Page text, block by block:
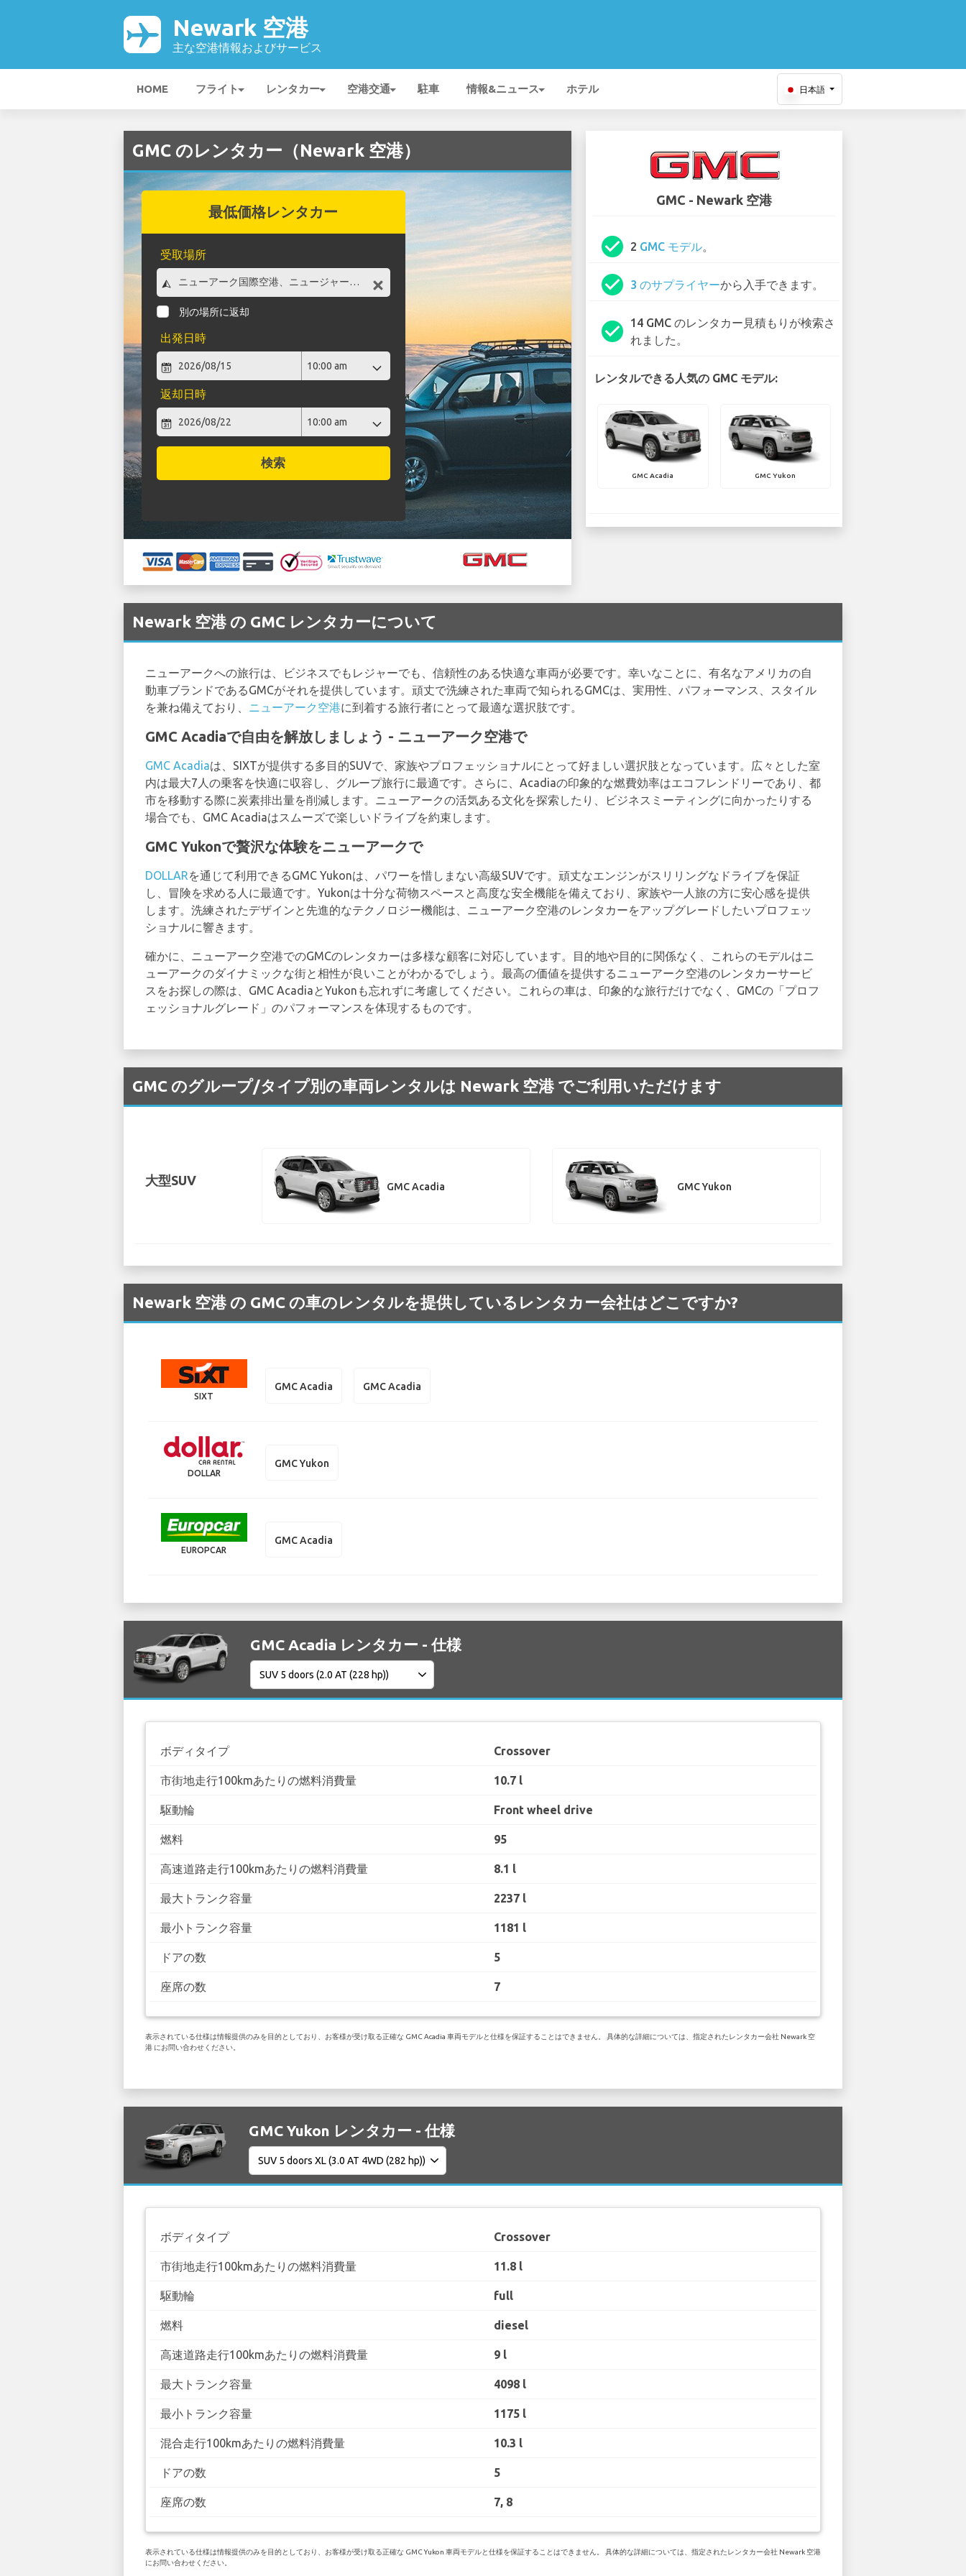
Newark 空港
主な空港情報およびサービス
HOME フライト レンタカー 空港交通 駐車 情報&ニュース ホテル 日本語
GMC のレンタカー（Newark 空港）
最低価格レンタカー
受取場所
別の場所に返却
出発日時
返却日時
検索
GMC - Newark 空港
check_circle 2 GMC モデル。
check_circle 3 のサプライヤーから入手できます。
check_circle
14 GMC のレンタカー見積もりが検索さ
れました。
レンタルできる人気の GMC モデル:
GMC Acadia GMC Yukon
Newark 空港 の GMC レンタカーについて
ニューアークへの旅行は、ビジネスでもレジャーでも、信頼性のある快適な車両が必要です。幸いなことに、有名なアメリカの自
動車ブランドであるGMCがそれを提供しています。頑丈で洗練された車両で知られるGMCは、実用性、パフォーマンス、スタイル
を兼ね備えており、 ニューアーク空港に到着する旅行者にとって最適な選択肢です。
GMC Acadiaで自由を解放しましょう - ニューアーク空港で
GMC Acadiaは、SIXTが提供する多目的SUVで、家族やプロフェッショナルにとって好ましい選択肢となっています。広々とした室
内は最大7人の乗客を快適に収容し、グループ旅行に最適です。さらに、Acadiaの印象的な燃費効率はエコフレンドリーであり、都
市を移動する際に炭素排出量を削減します。ニューアークの活気ある文化を探索したり、ビジネスミーティングに向かったりする
場合でも、GMC Acadiaはスムーズで楽しいドライブを約束します。
GMC Yukonで贅沢な体験をニューアークで
DOLLARを通じて利用できるGMC Yukonは、パワーを惜しまない高級SUVです。頑丈なエンジンがスリリングなドライブを保証
し、冒険を求める人に最適です。Yukonは十分な荷物スペースと高度な安全機能を備えており、家族や一人旅の方に安心感を提供
します。洗練されたデザインと先進的なテクノロジー機能は、ニューアーク空港のレンタカーをアップグレードしたいプロフェッ
ショナルに響きます。
確かに、ニューアーク空港でのGMCのレンタカーは多様な顧客に対応しています。目的地や目的に関係なく、これらのモデルはニ
ューアークのダイナミックな街と相性が良いことがわかるでしょう。最高の価値を提供するニューアーク空港のレンタカーサービ
スをお探しの際は、GMC AcadiaとYukonも忘れずに考慮してください。これらの車は、印象的な旅行だけでなく、GMCの「プロフ
ェッショナルグレード」のパフォーマンスを体現するものです。
GMC のグループ/タイプ別の車両レンタルは Newark 空港 でご利用いただけます
大型SUV GMC Acadia GMC Yukon
Newark 空港 の GMC の車のレンタルを提供しているレンタカー会社はどこですか?
SIXT
GMC Acadia GMC Acadia
DOLLAR
GMC Yukon
EUROPCAR
GMC Acadia
GMC Acadia レンタカー - 仕様
ボディタイプ Crossover
市街地走行100kmあたりの燃料消費量 10.7 l
駆動輪 Front wheel drive
燃料 95
高速道路走行100kmあたりの燃料消費量 8.1 l
最大トランク容量 2237 l
最小トランク容量 1181 l
ドアの数 5
座席の数 7
表示されている仕様は情報提供のみを目的としており、お客様が受け取る正確な GMC Acadia 車両モデルと仕様を保証することはできません。 具体的な詳細については、指定されたレンタカー会社 Newark 空
港 にお問い合わせください。
GMC Yukon レンタカー - 仕様
ボディタイプ Crossover
市街地走行100kmあたりの燃料消費量 11.8 l
駆動輪 full
燃料 diesel
高速道路走行100kmあたりの燃料消費量 9 l
最大トランク容量 4098 l
最小トランク容量 1175 l
混合走行100kmあたりの燃料消費量 10.3 l
ドアの数 5
座席の数 7, 8
表示されている仕様は情報提供のみを目的としており、お客様が受け取る正確な GMC Yukon 車両モデルと仕様を保証することはできません。 具体的な詳細については、指定されたレンタカー会社 Newark 空港
にお問い合わせください。